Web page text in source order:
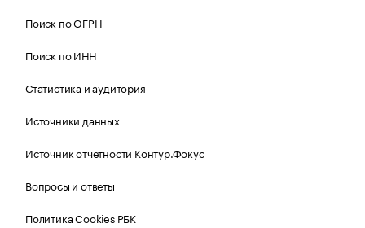
Поиск по ОГРН
Поиск по ИНН
Статистика и аудитория
Источники данных
Источник отчетности Контур.Фокус
Вопросы и ответы
Политика Cookies РБК